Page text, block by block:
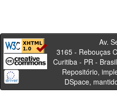
Av. Sete
3165 - Rebouças
Curitiba -
Repositório,
DSpace,